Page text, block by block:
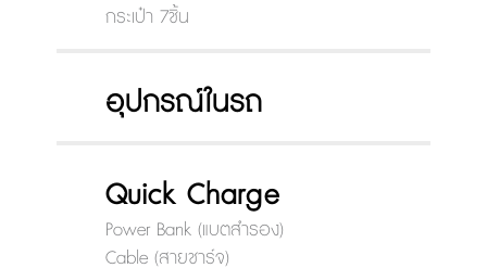
กระเป๋า 7ชิ้น
อุปกรณ์ในรถ
Quick Charge
Power Bank (แบตสำรอง)
Cable (สายชาร์จ)